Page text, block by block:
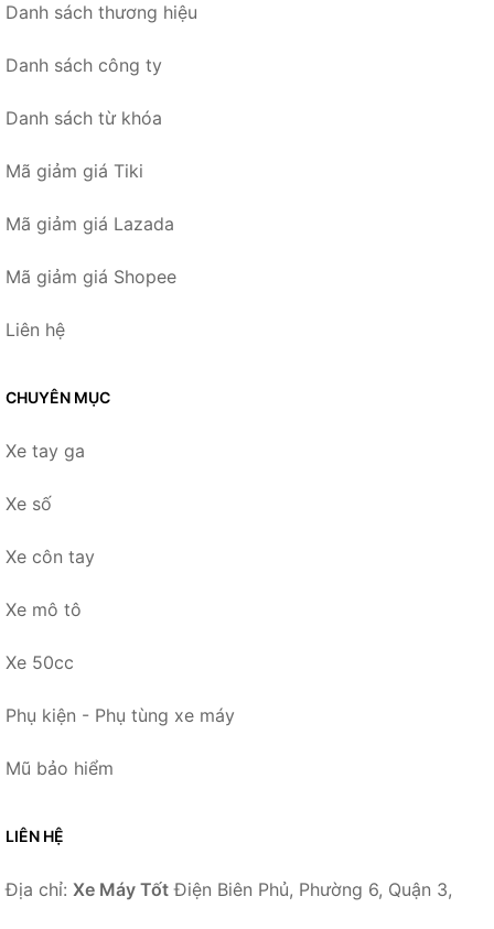
Danh sách thương hiệu
Danh sách công ty
Danh sách từ khóa
Mã giảm giá Tiki
Mã giảm giá Lazada
Mã giảm giá Shopee
Liên hệ
CHUYÊN MỤC
Xe tay ga
Xe số
Xe côn tay
Xe mô tô
Xe 50cc
Phụ kiện - Phụ tùng xe máy
Mũ bảo hiểm
LIÊN HỆ
Địa chỉ: Xe Máy Tốt Điện Biên Phủ, Phường 6, Quận 3,